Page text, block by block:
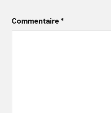
Commentaire*